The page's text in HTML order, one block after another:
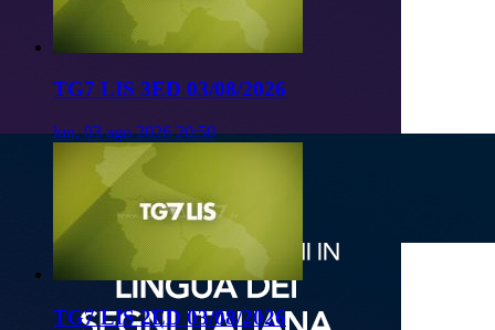
TG7 LIS 3ED 03/08/2026
lun, 03 ago 2026 20:50
TG7 LIS 2ED 03/08/2026